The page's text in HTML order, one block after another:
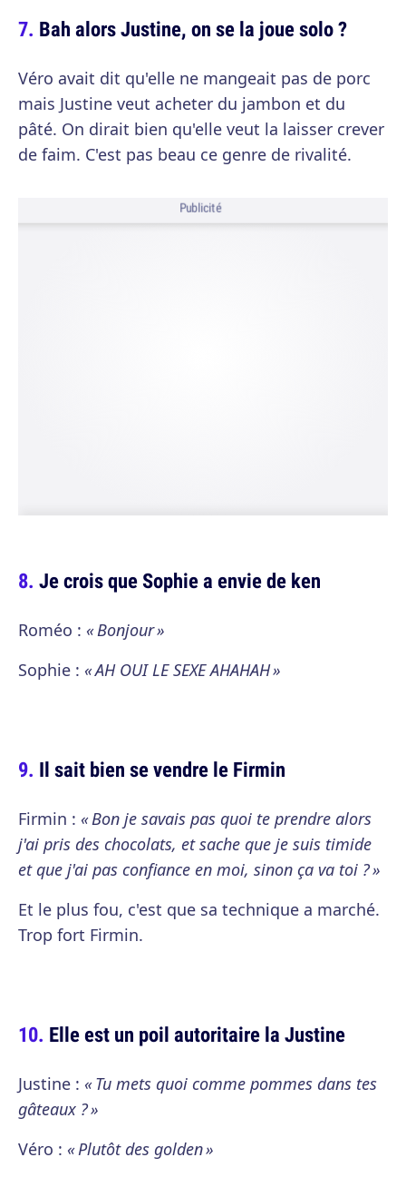
Bah alors Justine, on se la joue solo ?
Véro avait dit qu'elle ne mangeait pas de porc
mais Justine veut acheter du jambon et du
pâté. On dirait bien qu'elle veut la laisser crever
de faim. C'est pas beau ce genre de rivalité.
Publicité
Je crois que Sophie a envie de ken
Roméo : « Bonjour »
Sophie : « AH OUI LE SEXE AHAHAH »
Il sait bien se vendre le Firmin
Firmin : « Bon je savais pas quoi te prendre alors
j'ai pris des chocolats, et sache que je suis timide
et que j'ai pas confiance en moi, sinon ça va toi ? »
Et le plus fou, c'est que sa technique a marché.
Trop fort Firmin.
Elle est un poil autoritaire la Justine
Justine : « Tu mets quoi comme pommes dans tes
gâteaux ? »
Véro : « Plutôt des golden »